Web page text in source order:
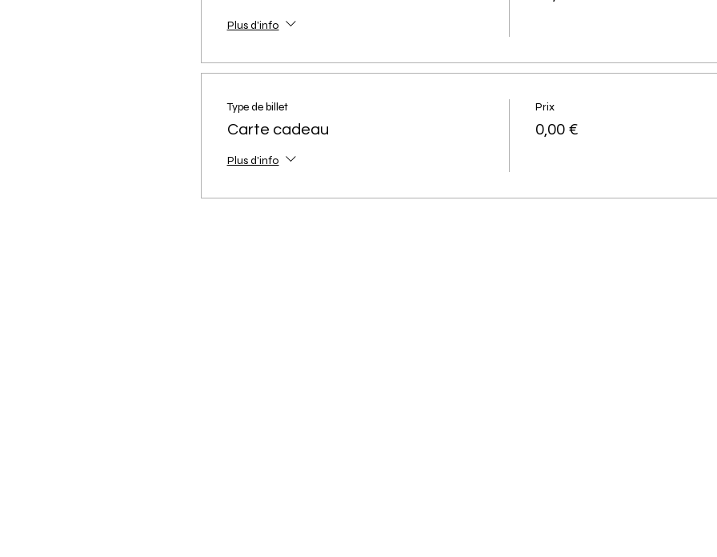
Age minimum : 13 ans.
Plus d'info
Type de billet
Carte cadeau
Plus d'info
Prix
0,00 €